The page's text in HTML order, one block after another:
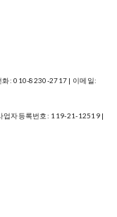
화: 010-8230-2717 | 이메일:
업자등록번호: 119-21-12519 |